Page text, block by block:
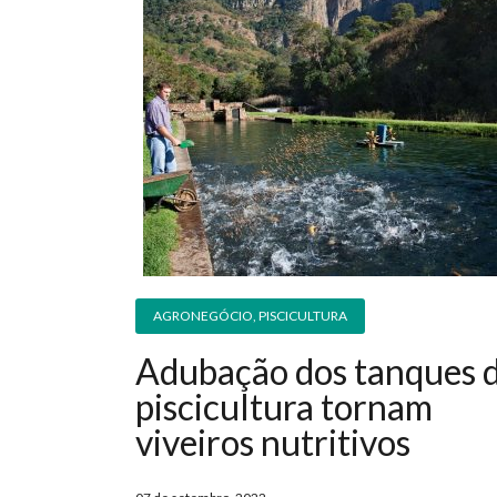
AGRONEGÓCIO, PISCICULTURA
Adubação dos tanques
piscicultura tornam
viveiros nutritivos